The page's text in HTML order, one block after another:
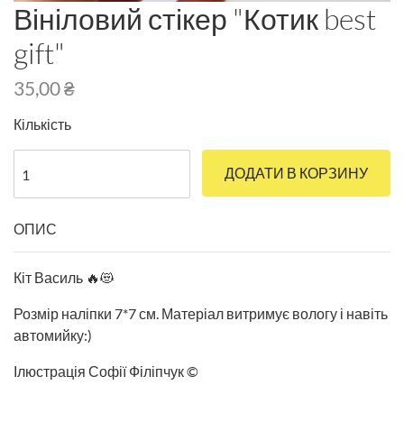
Вініловий стікер "Котик best
gift"
35,00₴
Кількість
ДОДАТИ В КОРЗИНУ
ОПИС
Кіт Василь 🔥😻
Розмір наліпки 7*7 см. Матеріал витримує вологу і навіть
автомийку:)
Ілюстрація Софії Філіпчук ©